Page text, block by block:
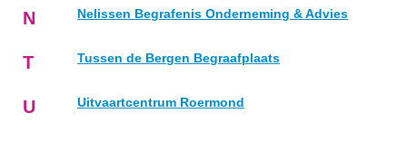
N Nelissen Begrafenis Onderneming & Advies
T Tussen de Bergen Begraafplaats
U Uitvaartcentrum Roermond